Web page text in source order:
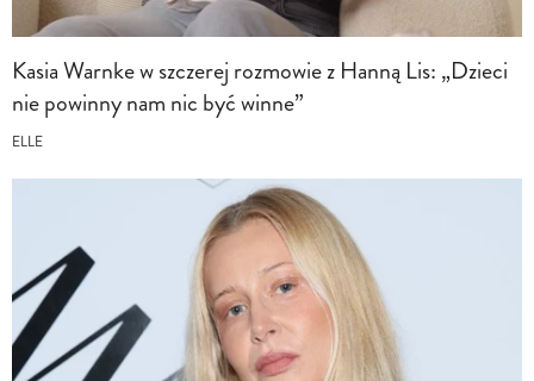
Kasia Warnke w szczerej rozmowie z Hanną Lis: „Dzieci
nie powinny nam nic być winne”
ELLE